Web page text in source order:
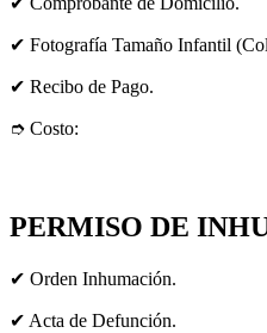
✔ Fotografía Tamaño Infantil
✔ Recibo de Pago.
➮ Costo:
PERMISO DE
✔ Orden Inhumación.
✔ Acta de Defunción.